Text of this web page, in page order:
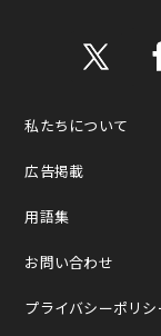
私たちについて
広告掲載
用語集
お問い合わせ
プライバシーポリシ